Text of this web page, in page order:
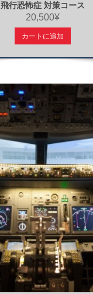
飛行恐怖症 対策コース
20,500¥
カートに追加